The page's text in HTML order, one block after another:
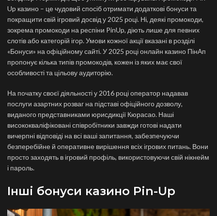
Up казино – це чудовий спосіб отримати додаткові бонуси та
покращити свій ігровий досвід у 2025 році. Ні, деякі промокоди,
зокрема промокоди на респіни PinUp, діють лише для певних
слотів або категорій ігор. Умови кожної акції вказані в розділі
«Бонуси» на офіційному сайті. У 2025 році онлайн казино ПінАп
пропонує кілька типів промокодів, кожен із яких має свої
особливості та цільову аудиторію.
На початку своєї діяльності у 2016 році оператор надавав
послуги азартних розваг на підставі офіційного дозволу,
виданого представниками юрисдикції Кюрасао. Наші
висококваліфіковані співробітники завжди готові надати
вичерпні відповіді на всі ваші запитання, забезпечуючи
безперебійне й оперативне вирішення всіх ігрових питань. Вони
просто заходять в ігровий профіль, використовуючи свій нікнейм
і пароль.
Інші бонуси казино Pin-Up